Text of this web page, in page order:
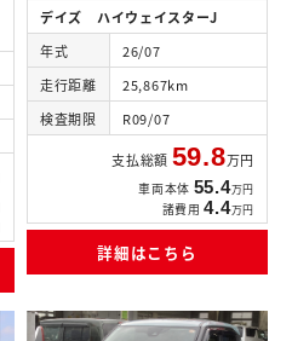
デイズ ハイウェイスターJ
年式
26/07
走行距離
25,867km
検査期限
R09/07
支払総額 59.8万円
車両本体 55.4万円
諸費用 4.4万円
詳細はこちら